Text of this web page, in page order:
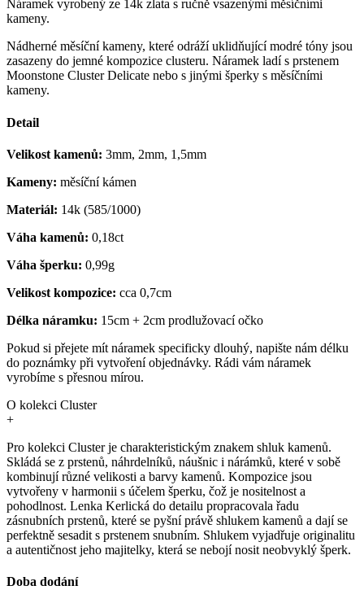
Náramek vyrobený ze 14k zlata s ručně vsazenými měsíčními
kameny.
Nádherné měsíční kameny, které odráží uklidňující modré tóny jsou
zasazeny do jemné kompozice clusteru. Náramek ladí s prstenem
Moonstone Cluster Delicate nebo s jinými šperky s měsíčními
kameny.
Detail
Velikost kamenů: 3mm, 2mm, 1,5mm
Kameny: měsíční kámen
Materiál: 14k (585/1000)
Váha kamenů: 0,18ct
Váha šperku: 0,99g
Velikost kompozice: cca 0,7cm
Délka náramku: 15cm + 2cm prodlužovací očko
Pokud si přejete mít náramek specificky dlouhý, napište nám délku
do poznámky při vytvoření objednávky. Rádi vám náramek
vyrobíme s přesnou mírou.
O kolekci Cluster
+
Pro kolekci Cluster je charakteristickým znakem shluk kamenů.
Skládá se z prstenů, náhrdelníků, náušnic i nárámků, které v sobě
kombinují různé velikosti a barvy kamenů. Kompozice jsou
vytvořeny v harmonii s účelem šperku, čož je nositelnost a
pohodlnost. Lenka Kerlická do detailu propracovala řadu
zásnubních prstenů, které se pyšní právě shlukem kamenů a dají se
perfektně sesadit s prstenem snubním. Shlukem vyjadřuje originalitu
a autentičnost jeho majitelky, která se nebojí nosit neobvyklý šperk.
Doba dodání